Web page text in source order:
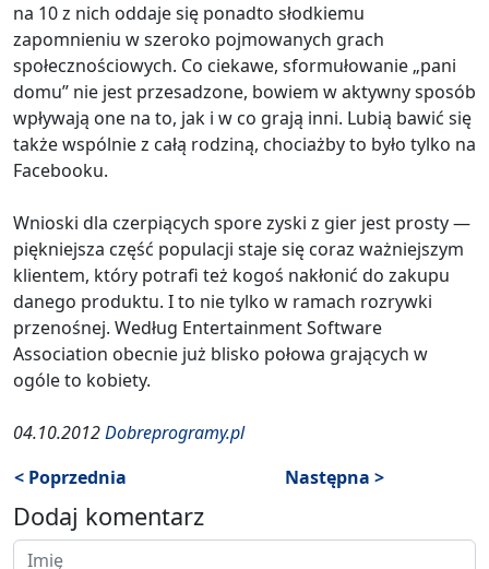
na 10 z nich oddaje się ponadto słodkiemu
zapomnieniu w szeroko pojmowanych grach
społecznościowych. Co ciekawe, sformułowanie „pani
domu” nie jest przesadzone, bowiem w aktywny sposób
wpływają one na to, jak i w co grają inni. Lubią bawić się
także wspólnie z całą rodziną, chociażby to było tylko na
Facebooku.
Wnioski dla czerpiących spore zyski z gier jest prosty —
piękniejsza część populacji staje się coraz ważniejszym
klientem, który potrafi też kogoś nakłonić do zakupu
danego produktu. I to nie tylko w ramach rozrywki
przenośnej. Według Entertainment Software
Association obecnie już blisko połowa grających w
ogóle to kobiety.
04.10.2012Dobreprogramy.pl
< Poprzednia
Następna >
Dodaj komentarz